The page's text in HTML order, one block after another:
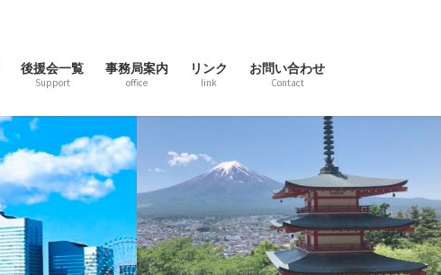
後援会一覧
Support
事務局案内
office
リンク
link
お問い合わせ
Contact